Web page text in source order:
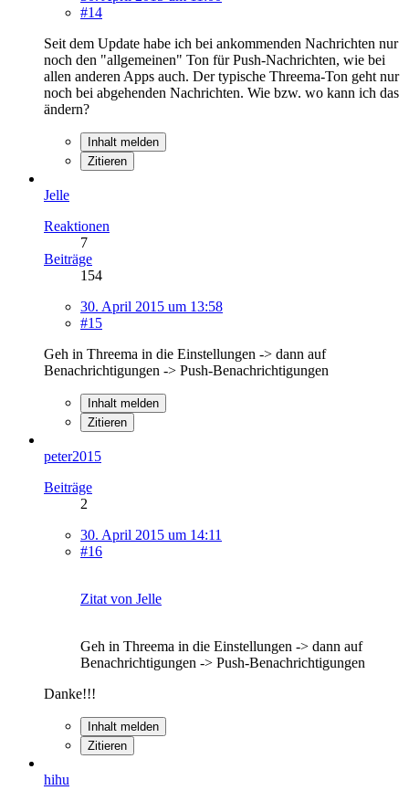
#14
Seit dem Update habe ich bei ankommenden Nachrichten nur
noch den "allgemeinen" Ton für Push-Nachrichten, wie bei
allen anderen Apps auch. Der typische Threema-Ton geht nur
noch bei abgehenden Nachrichten. Wie bzw. wo kann ich das
ändern?
Inhalt melden
Zitieren
Jelle
Reaktionen
7
Beiträge
154
30. April 2015 um 13:58
#15
Geh in Threema in die Einstellungen -> dann auf
Benachrichtigungen -> Push-Benachrichtigungen
Inhalt melden
Zitieren
peter2015
Beiträge
2
30. April 2015 um 14:11
#16
Zitat von Jelle
Geh in Threema in die Einstellungen -> dann auf
Benachrichtigungen -> Push-Benachrichtigungen
Danke!!!
Inhalt melden
Zitieren
hihu